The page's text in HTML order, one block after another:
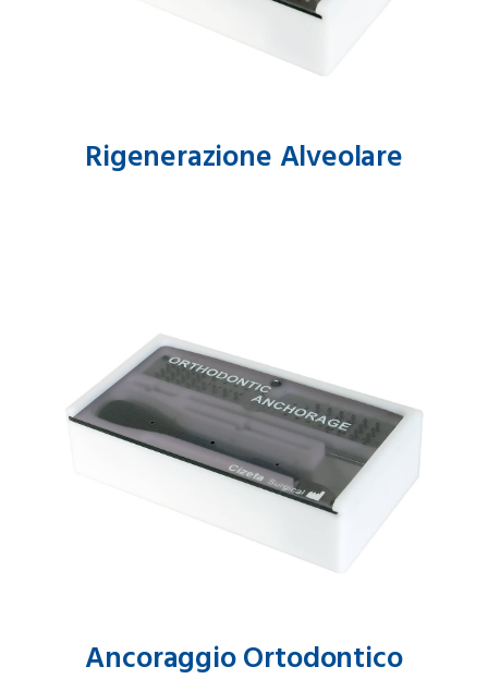
Rigenerazione Alveolare
Ancoraggio Ortodontico